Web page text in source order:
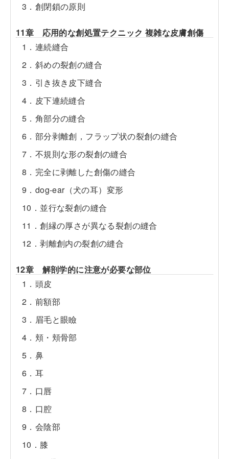
3．創閉鎖の原則
11章 応用的な創処置テクニック 複雑な皮膚創傷
1．連続縫合
2．斜めの裂創の縫合
3．引き抜き皮下縫合
4．皮下連続縫合
5．角部分の縫合
6．部分剥離創，フラップ状の裂創の縫合
7．不規則な形の裂創の縫合
8．完全に剥離した創傷の縫合
9．dog-ear（犬の耳）変形
10．並行な裂創の縫合
11．創縁の厚さが異なる裂創の縫合
12．剥離創内の裂創の縫合
12章 解剖学的に注意が必要な部位
1．頭皮
2．前額部
3．眉毛と眼瞼
4．頬・頬骨部
5．鼻
6．耳
7．口唇
8．口腔
9．会陰部
10．膝